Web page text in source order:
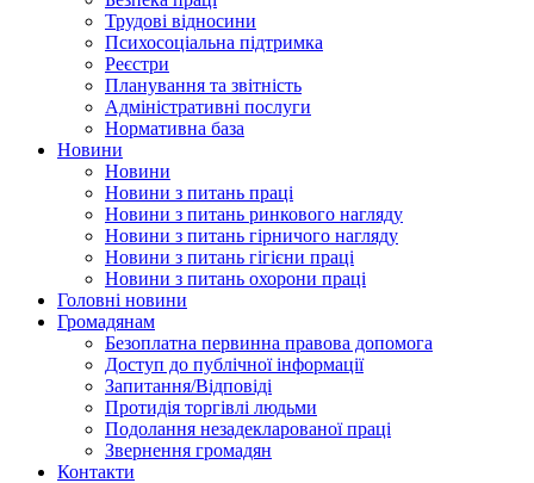
Трудові відносини
Психосоціальна підтримка
Реєстри
Планування та звітність
Адміністративні послуги
Нормативна база
Новини
Новини
Новини з питань праці
Новини з питань ринкового нагляду
Новини з питань гірничого нагляду
Новини з питань гігієни праці
Новини з питань охорони праці
Головні новини
Громадянам
Безоплатна первинна правова допомога
Доступ до публічної інформації
Запитання/Відповіді
Протидія торгівлі людьми
Подолання незадекларованої праці
Звернення громадян
Контакти